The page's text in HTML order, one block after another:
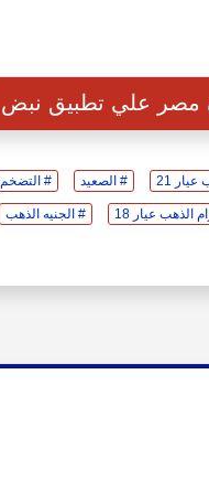
مصر علي تطبيق نبض
21 # الصعيد # التضخم
الذهب عيار 18 # الجنيه الذهب